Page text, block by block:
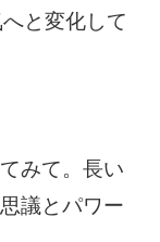
と変化して
みて。長い
議とパワー